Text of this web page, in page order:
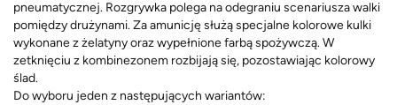
pneumatycznej. Rozgrywka polega na odegraniu scenariusza walki
pomiędzy drużynami. Za amunicję służą specjalne kolorowe kulki
wykonane z żelatyny oraz wypełnione farbą spożywczą. W
zetknięciu z kombinezonem rozbijają się, pozostawiając kolorowy
ślad.
Do wyboru jeden z następujących wariantów: